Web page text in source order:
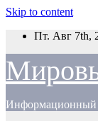
Skip to content
Пт. Авг 7th,
Информационный